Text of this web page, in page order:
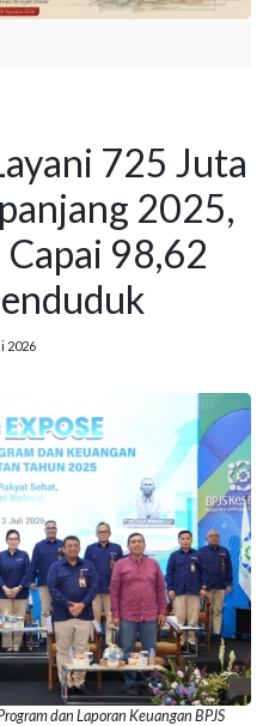
725 Juta
2025,
98,62
2026
dan Laporan Keuangan BPJS